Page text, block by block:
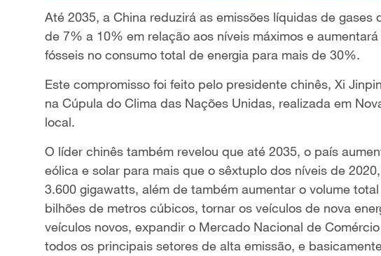
Até 2035, a China reduzirá as emissões líquidas de
de 7% a 10% em relação aos níveis máximos e
fósseis no consumo total de energia para mais de 30%.
Este compromisso foi feito pelo presidente chinês, Xi
na Cúpula do Clima das Nações Unidas, realizada em
local.
O líder chinês também revelou que até 2035, o país
eólica e solar para mais que o sêxtuplo dos níveis de
3.600 gigawatts, além de também aumentar o volume
bilhões de metros cúbicos, tornar os veículos de nova
veículos novos, expandir o Mercado Nacional de
todos os principais setores de alta emissão, e